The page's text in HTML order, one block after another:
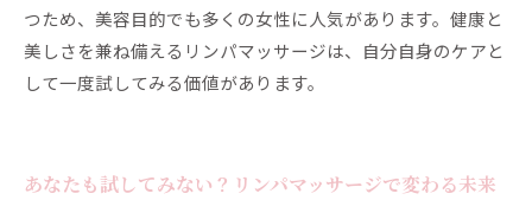
つため、美容目的でも多くの女性に人気があります。健康と
美しさを兼ね備えるリンパマッサージは、自分自身のケアと
して一度試してみる価値があります。
あなたも試してみない？リンパマッサージで変わる未来